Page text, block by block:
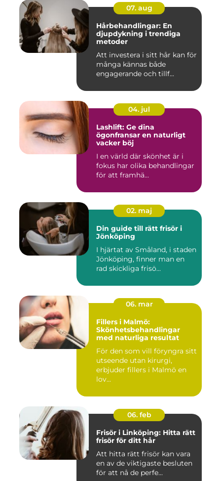
07. aug
Hårbehandlingar: En
djupdykning i trendiga
metoder
Att investera i sitt hår kan för
många kännas både
engagerande och tillf...
04. jul
Lashlift: Ge dina
ögonfransar en naturligt
vacker böj
I en värld där skönhet är i
fokus har olika behandlingar
för att framhä...
02. maj
Din guide till rätt frisör i
Jönköping
I hjärtat av Småland, i staden
Jönköping, finner man en
rad skickliga frisö...
06. mar
Fillers i Malmö:
Skönhetsbehandlingar
med naturliga resultat
För den som vill föryngra sitt
utseende utan kirurgi,
erbjuder fillers i Malmö en
lov...
06. feb
Frisör i Linköping: Hitta rätt
frisör för ditt hår
Att hitta rätt frisör kan vara
en av de viktigaste besluten
för att nå de perfe...